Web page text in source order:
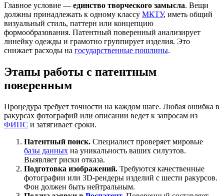
Главное условие — единство творческого замысла. Вещи
должны принадлежать к одному классу МКТУ, иметь общий
визуальный стиль, паттерн или концепцию
формообразования. Патентный поверенный анализирует
линейку одежды и грамотно группирует изделия. Это
снижает расходы на государственные пошлины.
Этапы работы с патентным
поверенным
Процедура требует точности на каждом шаге. Любая ошибка в
ракурсах фотографий или описании ведет к запросам из
ФИПС и затягивает сроки.
Патентный поиск. Специалист проверяет мировые
базы данных на уникальность ваших силуэтов.
Выявляет риски отказа.
Подготовка изображений. Требуются качественные
фотографии или 3D-рендеры изделий с шести ракурсов.
Фон должен быть нейтральным.